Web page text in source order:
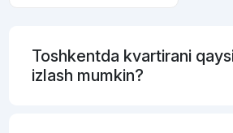
Toshkentda kvartirani
izlash mumkin?